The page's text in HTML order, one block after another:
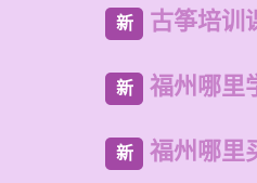
新 古筝培训
新 福州哪里
新 福州哪里